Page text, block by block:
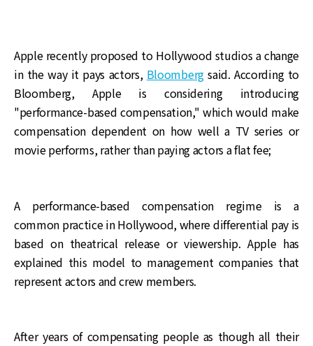
Apple recently proposed to Hollywood studios a change
in the way it pays actors, Bloombergsaid. According to
Bloomberg, Apple is considering introducing
"performance-based compensation," which would make
compensation dependent on how well a TV series or
movie performs, rather than paying actors a flat fee;
A performance-based compensation regime is a
common practice in Hollywood, where differential pay is
based on theatrical release or viewership. Apple has
explained this model to management companies that
represent actors and crew members.
After years of compensating people as though all their